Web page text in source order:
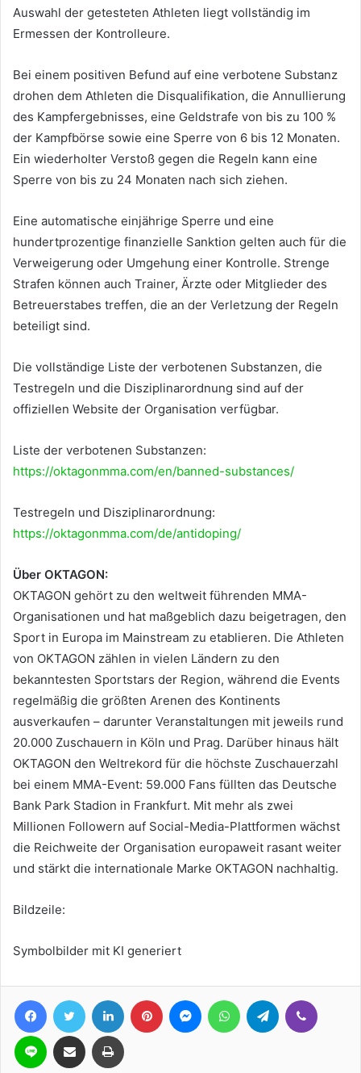
Auswahl der getesteten Athleten liegt vollständig im
Ermessen der Kontrolleure.
Bei einem positiven Befund auf eine verbotene Substanz
drohen dem Athleten die Disqualifikation, die Annullierung
des Kampfergebnisses, eine Geldstrafe von bis zu 100 %
der Kampfbörse sowie eine Sperre von 6 bis 12 Monaten.
Ein wiederholter Verstoß gegen die Regeln kann eine
Sperre von bis zu 24 Monaten nach sich ziehen.
Eine automatische einjährige Sperre und eine
hundertprozentige finanzielle Sanktion gelten auch für die
Verweigerung oder Umgehung einer Kontrolle. Strenge
Strafen können auch Trainer, Ärzte oder Mitglieder des
Betreuerstabes treffen, die an der Verletzung der Regeln
beteiligt sind.
Die vollständige Liste der verbotenen Substanzen, die
Testregeln und die Disziplinarordnung sind auf der
offiziellen Website der Organisation verfügbar.
Liste der verbotenen Substanzen:
https://oktagonmma.com/en/banned-substances/
Testregeln und Disziplinarordnung:
https://oktagonmma.com/de/antidoping/
Über OKTAGON:
OKTAGON gehört zu den weltweit führenden MMA-
Organisationen und hat maßgeblich dazu beigetragen, den
Sport in Europa im Mainstream zu etablieren. Die Athleten
von OKTAGON zählen in vielen Ländern zu den
bekanntesten Sportstars der Region, während die Events
regelmäßig die größten Arenen des Kontinents
ausverkaufen – darunter Veranstaltungen mit jeweils rund
20.000 Zuschauern in Köln und Prag. Darüber hinaus hält
OKTAGON den Weltrekord für die höchste Zuschauerzahl
bei einem MMA-Event: 59.000 Fans füllten das Deutsche
Bank Park Stadion in Frankfurt. Mit mehr als zwei
Millionen Followern auf Social-Media-Plattformen wächst
die Reichweite der Organisation europaweit rasant weiter
und stärkt die internationale Marke OKTAGON nachhaltig.
Bildzeile:
Symbolbilder mit KI generiert
FacebookTwitter LinkedIn Pinterest MessengerWhatsAppTelegram
Line Teile per E-Mail Drucken